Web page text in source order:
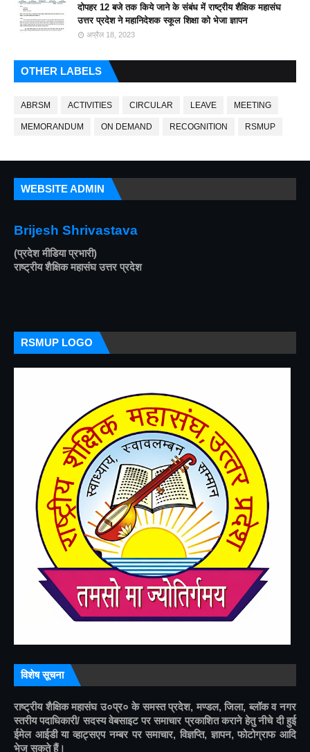
दोपहर 12 बजे तक किये जाने के संबंध में राष्ट्रीय शैक्षिक महासंघ
उत्तर प्रदेश ने महानिदेशक स्कूल शिक्षा को भेजा ज्ञापन
अप्रैल 18, 2023
OTHER LABELS
ABRSM ACTIVITIES CIRCULAR LEAVE MEETING
MEMORANDUM ON DEMAND RECOGNITION RSMUP
WEBSITE ADMIN
Brijesh Shrivastava
(प्रदेश मीडिया प्रभारी)
राष्ट्रीय शैक्षिक महासंघ उत्तर प्रदेश
RSMUP LOGO
विशेष सूचना
राष्ट्रीय शैक्षिक महासंघ उ०प्र० के समस्त प्रदेश, मण्डल, जिला, ब्लॉक व नगर
स्तरीय पदाधिकारी/ सदस्य वेबसाइट पर समाचार प्रकाशित कराने हेतु नीचे दी हुई
ईमेल आईडी या व्हाट्सएप नम्बर पर समाचार, विज्ञप्ति, ज्ञापन, फोटोग्राफ आदि
भेज सकते हैं।